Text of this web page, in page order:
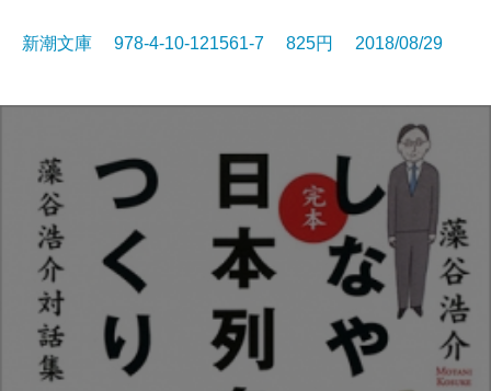
新潮文庫 978-4-10-121561-7 825円 2018/08/29